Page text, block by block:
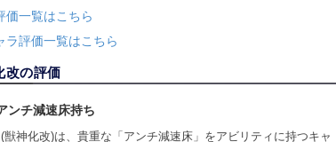
一覧はこちら
評価一覧はこちら
改の評価
ンチ減速床持ち
獣神化改)は、貴重な「アンチ減速床」をアビリティに持つキャ